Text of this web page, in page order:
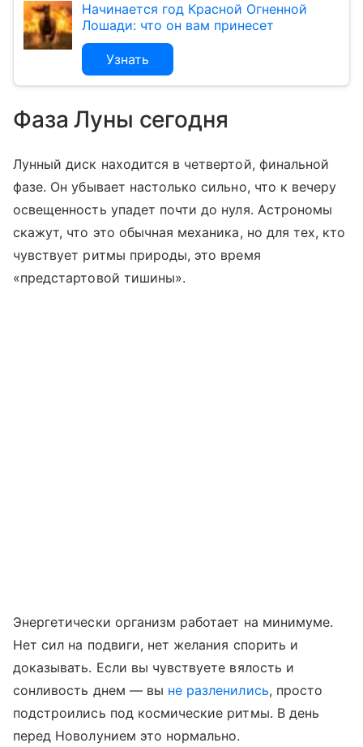
Начинается год Красной Огненной
Лошади: что он вам принесет
Узнать
Фаза Луны сегодня
Лунный диск находится в четвертой, финальной
фазе. Он убывает настолько сильно, что к вечеру
освещенность упадет почти до нуля. Астрономы
скажут, что это обычная механика, но для тех, кто
чувствует ритмы природы, это время
«предстартовой тишины».
Энергетически организм работает на минимуме.
Нет сил на подвиги, нет желания спорить и
доказывать. Если вы чувствуете вялость и
сонливость днем — вы не разленились, просто
подстроились под космические ритмы. В день
перед Новолунием это нормально.